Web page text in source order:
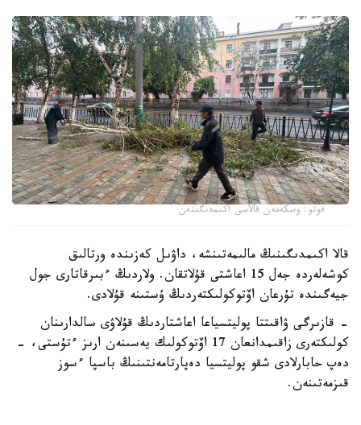
فوتو: وسكەمەن قالاسى اكىمدىگىنەن
قالا اكىمدىگىنىڭ مالىمەتىنشە، داۋىل كەزىندە ورتالىق
كوشەلەردە جەل 15 اعاشتى قۇلاتقان. ولاردىڭ ءبىرقاتارى جول
جيەگىندە تۇرعان اۆتوكولىكتەردىڭ ۇستىنە قۇلادى.
- قازىرگى ۋاقىتتا پوليتسياعا اعاشتاردىڭ قۇلاۋى سالدارىنان
كولىكتەرى زاقىمدانعان 17 اۆتوكولىك يەسىنەن ارىز ءتۇستى، -
دەپ حابارلادى شقو پوليتسيا دەپارتامەنتىنىڭ باسپا ءسوز
قىزمەتىنەن.